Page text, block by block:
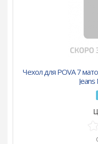
Чехол для POVA 7